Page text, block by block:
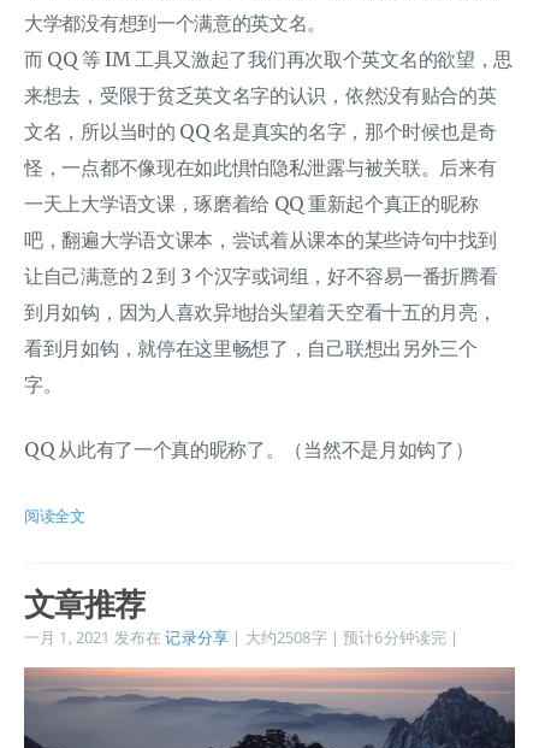
大学都没有想到一个满意的英文名。
而 QQ 等 IM 工具又激起了我们再次取个英文名的欲望，思
来想去，受限于贫乏英文名字的认识，依然没有贴合的英
文名，所以当时的 QQ 名是真实的名字，那个时候也是奇
怪，一点都不像现在如此惧怕隐私泄露与被关联。后来有
一天上大学语文课，琢磨着给 QQ 重新起个真正的昵称
吧，翻遍大学语文课本，尝试着从课本的某些诗句中找到
让自己满意的 2 到 3 个汉字或词组，好不容易一番折腾看
到月如钩，因为人喜欢异地抬头望着天空看十五的月亮，
看到月如钩，就停在这里畅想了，自己联想出另外三个
字。
QQ 从此有了一个真的昵称了。（当然不是月如钩了）
阅读全文
文章推荐
一月 1, 2021 发布在 记录分享 | 大约2508字 | 预计6分钟读完 |